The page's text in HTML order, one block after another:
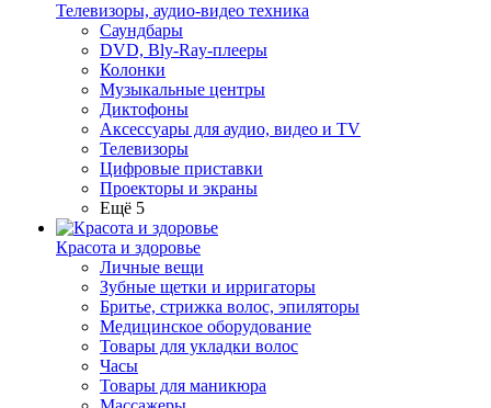
Телевизоры, аудио-видео техника
Саундбары
DVD, Bly-Ray-плееры
Колонки
Музыкальные центры
Диктофоны
Аксессуары для аудио, видео и TV
Телевизоры
Цифровые приставки
Проекторы и экраны
Ещё 5
Красота и здоровье
Личные вещи
Зубные щетки и ирригаторы
Бритье, стрижка волос, эпиляторы
Медицинское оборудование
Товары для укладки волос
Часы
Товары для маникюра